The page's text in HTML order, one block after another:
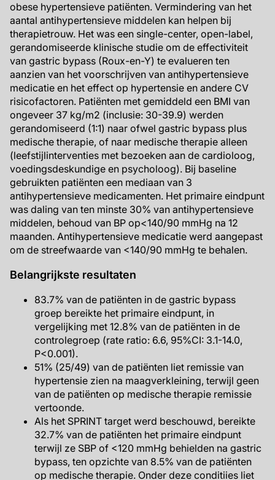
obese hypertensieve patiënten. Vermindering van het
aantal antihypertensieve middelen kan helpen bij
therapietrouw. Het was een single-center, open-label,
gerandomiseerde klinische studie om de effectiviteit
van gastric bypass (Roux-en-Y) te evalueren ten
aanzien van het voorschrijven van antihypertensieve
medicatie en het effect op hypertensie en andere CV
risicofactoren. Patiënten met gemiddeld een BMI van
ongeveer 37 kg/m2 (inclusie: 30-39.9) werden
gerandomiseerd (1:1) naar ofwel gastric bypass plus
medische therapie, of naar medische therapie alleen
(leefstijlinterventies met bezoeken aan de cardioloog,
voedingsdeskundige en psycholoog). Bij baseline
gebruikten patiënten een mediaan van 3
antihypertensieve medicamenten. Het primaire eindpunt
was daling van ten minste 30% van antihypertensieve
middelen, behoud van BP op<140/90 mmHg na 12
maanden. Antihypertensieve medicatie werd aangepast
om de streefwaarde van <140/90 mmHg te behalen.
Belangrijkste resultaten
83.7% van de patiënten in de gastric bypass
groep bereikte het primaire eindpunt, in
vergelijking met 12.8% van de patiënten in de
controlegroep (rate ratio: 6.6, 95%CI: 3.1-14.0,
P<0.001).
51% (25/49) van de patiënten liet remissie van
hypertensie zien na maagverkleining, terwijl geen
van de patiënten op medische therapie remissie
vertoonde.
Als het SPRINT target werd beschouwd, bereikte
32.7% van de patiënten het primaire eindpunt
terwijl ze SBP of <120 mmHg behielden na gastric
bypass, ten opzichte van 8.5% van de patiënten
op medische therapie. Onder deze conditiies liet